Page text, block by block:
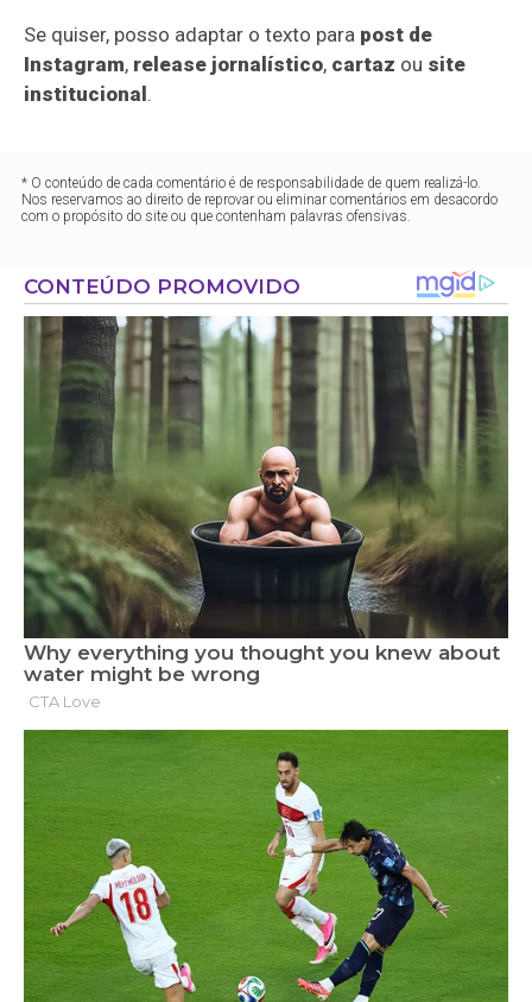
Se quiser, posso adaptar o texto para post de
Instagram, release jornalístico, cartaz ou site
institucional.
* O conteúdo de cada comentário é de responsabilidade de quem realizá-lo.
Nos reservamos ao direito de reprovar ou eliminar comentários em desacordo
com o propósito do site ou que contenham palavras ofensivas.